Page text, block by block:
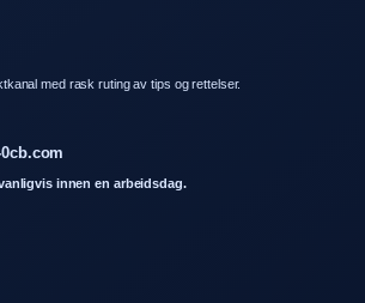
med rask ruting av tips og rettelser.
innen en arbeidsdag.